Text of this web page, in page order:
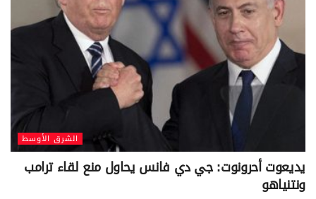
الشرق الأوسط
يديعوت أحرونوت: جي دي فانس يحاول منع لقاء ترامب
ونتنياهو